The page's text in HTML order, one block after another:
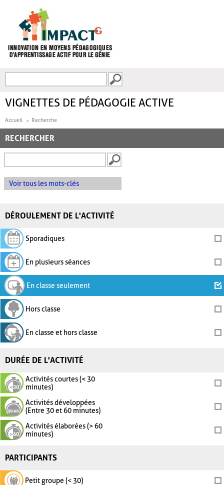
FORMULAIRE DE
VIGNETTES DE PÉDAGOGIE ACTIVE
Accueil Recherche
RECHERCHER
Voir tous les mots-clés
DÉROULEMENT DE L'ACTIVITÉ
Sporadiques
En plusieurs séances
En classe seulement
Hors classe
En classe et hors classe
DURÉE DE L'ACTIVITÉ
Activités courtes (< 30
minutes)
Activités développées
(Entre 30 et 60 minutes)
Activités élaborées (> 60
minutes)
PARTICIPANTS
Petit groupe (< 30)